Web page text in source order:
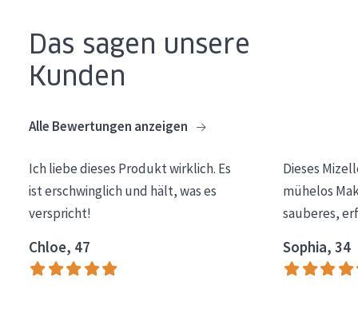
Essentials
Lift+
Empfindliche Haut
Normale bis trockene Haut
Mischhaut und fettige Haut
Reife Haut
Das sagen unsere
Kunden
Alle Bewertungen anzeigen
Ich liebe dieses Produkt wirklich. Es
ist erschwinglich und hält, was es
verspricht!
Chloe, 47
Dieses
mühelos
sauberes,
Sophia, 34